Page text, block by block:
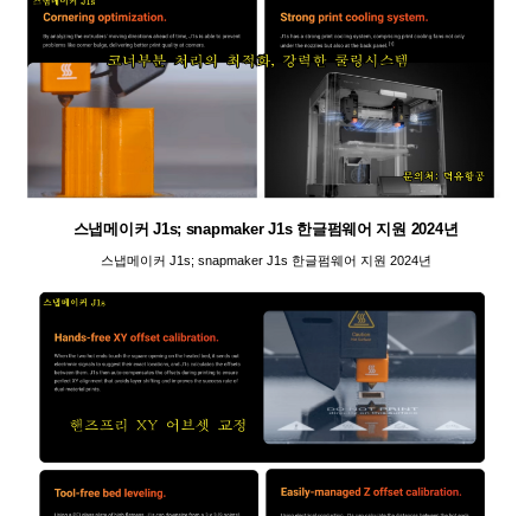
스냅메이커 J1s; snapmaker J1s 한글펌웨어 지원 2024년
스냅메이커 J1s; snapmaker J1s 한글펌웨어 지원 2024년